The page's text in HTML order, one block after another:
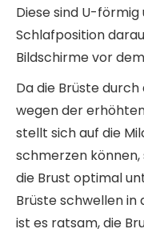
Diese sind U-
Schlafposition
Bildschirme vor
Da die Brüste
wegen der
stellt sich auf die
schmerzen können,
die Brust optimal
Brüste schwellen
ist es ratsam, die